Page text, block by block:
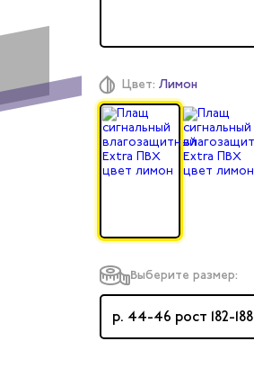
Цвет: Лимон
Выберите размер:
р. 44-46 рост 182-188